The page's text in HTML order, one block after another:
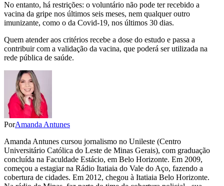
No entanto, há restrições: o voluntário não pode ter recebido a
vacina da gripe nos últimos seis meses, nem qualquer outro
imunizante, como o da Covid-19, nos últimos 30 dias.
Quem atender aos critérios recebe a dose do estudo e passa a
contribuir com a validação da vacina, que poderá ser utilizada na
rede pública de saúde.
PorAmanda Antunes
Amanda Antunes cursou jornalismo no Unileste (Centro
Universitário Católica do Leste de Minas Gerais), com graduação
concluída na Faculdade Estácio, em Belo Horizonte. Em 2009,
começou a estagiar na Rádio Itatiaia do Vale do Aço, fazendo a
cobertura de cidades. Em 2012, chegou à Itatiaia Belo Horizonte.